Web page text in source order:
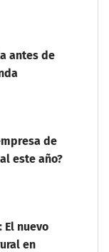
antes de
de
este año?
El nuevo
en